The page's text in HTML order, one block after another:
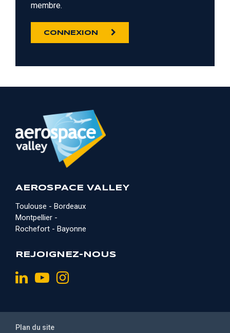
membre.
CONNEXION
AEROSPACE VALLEY
Toulouse - Bordeaux
Montpellier -
Rochefort - Bayonne
REJOIGNEZ-NOUS
Plan du site